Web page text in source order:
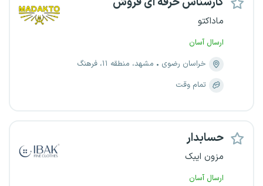
ماداکتو
ارسال آسان
خراسان رضوی
مشهد، منطقه ۱۱، فرهنگ
تمام وقت
حسابدار
مزون ایبک
ارسال آسان